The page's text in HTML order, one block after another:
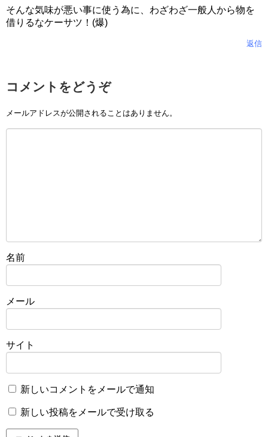
そんな気味が悪い事に使う為に、わざわざ一般人から物を
借りるなケーサツ！(爆)
返信
コメントをどうぞ
メールアドレスが公開されることはありません。
名前
メール
サイト
新しいコメントをメールで通知
新しい投稿をメールで受け取る